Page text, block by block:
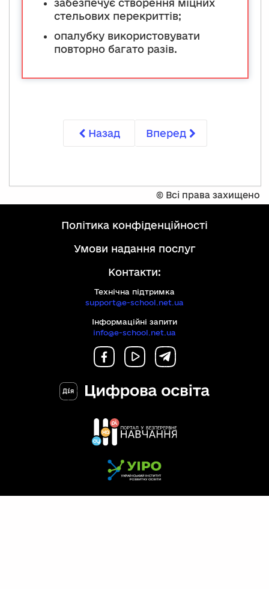
забезпечує створення міцних
стельових перекриттів;
опалубку використовувати
повторно багато разів.
Назад Вперед
© Всі права захищено
політика конфіденційності
умови надання послуг
Контакти:
Технічна підтримка
support@e-school.net.ua
Інформаційні запити
info@e-school.net.ua